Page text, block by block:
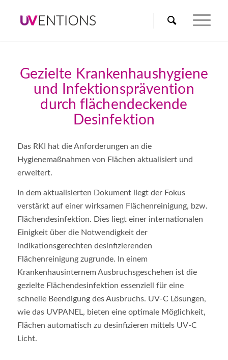
Gezielte Krankenhaushygiene
und Infektionsprävention
durch flächendeckende
Desinfektion
Das RKI hat die Anforderungen an die
Hygienemaßnahmen von Flächen aktualisiert und
erweitert.
In dem aktualisierten Dokument liegt der Fokus
verstärkt auf einer wirksamen Flächenreinigung, bzw.
Flächendesinfektion. Dies liegt einer internationalen
Einigkeit über die Notwendigkeit der
indikationsgerechten desinfizierenden
Flächenreinigung zugrunde. In einem
Krankenhausinternem Ausbruchsgeschehen ist die
gezielte Flächendesinfektion essenziell für eine
schnelle Beendigung des Ausbruchs. UV-C Lösungen,
wie das UVPANEL, bieten eine optimale Möglichkeit,
Flächen automatisch zu desinfizieren mittels UV-C
Licht.